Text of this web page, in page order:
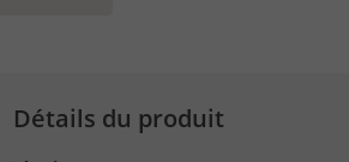
Détails du produit